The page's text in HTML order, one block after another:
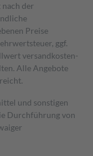
der
Preise
ggf.
versand­kosten­
Alle Angebote
und sonstigen
Durchführung von